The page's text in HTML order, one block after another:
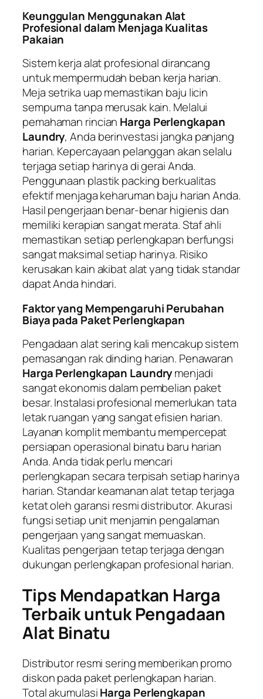
Keunggulan Menggunakan Alat
Profesional dalam Menjaga Kualitas
Pakaian
Sistem kerja alat profesional dirancang
untuk mempermudah beban kerja harian.
Meja setrika uap memastikan baju licin
sempurna tanpa merusak kain. Melalui
pemahaman rincian Harga Perlengkapan
Laundry, Anda berinvestasi jangka panjang
harian. Kepercayaan pelanggan akan selalu
terjaga setiap harinya di gerai Anda.
Penggunaan plastik packing berkualitas
efektif menjaga keharuman baju harian Anda.
Hasil pengerjaan benar-benar higienis dan
memiliki kerapian sangat merata. Staf ahli
memastikan setiap perlengkapan berfungsi
sangat maksimal setiap harinya. Risiko
kerusakan kain akibat alat yang tidak standar
dapat Anda hindari.
Faktor yang Mempengaruhi Perubahan
Biaya pada Paket Perlengkapan
Pengadaan alat sering kali mencakup sistem
pemasangan rak dinding harian. Penawaran
Harga Perlengkapan Laundrymenjadi
sangat ekonomis dalam pembelian paket
besar. Instalasi profesional memerlukan tata
letak ruangan yang sangat efisien harian.
Layanan komplit membantu mempercepat
persiapan operasional binatu baru harian
Anda. Anda tidak perlu mencari
perlengkapan secara terpisah setiap harinya
harian. Standar keamanan alat tetap terjaga
ketat oleh garansi resmi distributor. Akurasi
fungsi setiap unit menjamin pengalaman
pengerjaan yang sangat memuaskan.
Kualitas pengerjaan tetap terjaga dengan
dukungan perlengkapan profesional harian.
Tips Mendapatkan Harga
Terbaik untuk Pengadaan
Alat Binatu
Distributor resmi sering memberikan promo
diskon pada paket perlengkapan harian.
Total akumulasiHarga Perlengkapan